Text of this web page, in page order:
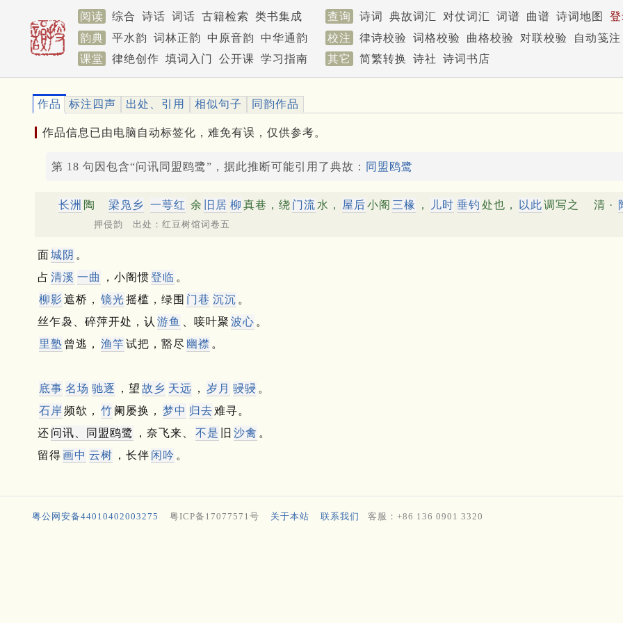
阅读 综合 诗话 词话 古籍检索 类书集成 查询 诗词 典故词汇 对仗词汇 词谱 曲谱 诗词地图
韵典
平水韵 词林正韵 中原音韵 中华通韵 校注 律诗校验 词格校验 曲格校验 对联校验
自动笺注
课堂
律绝创作 填词入门 公开课 学习指南 其它 简繁转换 诗社 诗词书店
作品 标注四声 出处、引用 相似句子 同韵作品
作品信息已由电脑自动标签化，难免有误，仅供参考。
第 18 句因包含“问讯同盟鸥鹭”，据此推断可能引用了典故： 同盟鸥鹭
长洲 陶 梁 凫乡 一萼红 余 旧居 柳 真巷，绕 门流 水， 屋后小阁 三椽 ， 儿时 垂钓 处也， 以此调写之 清 ·
押侵韵 出处：红豆树馆词卷五
面城阴 。
占 清溪 一曲 ，小阁惯登临 。
柳影 遮桥， 镜光摇槛，绿围 门巷 沉沉 。
丝乍袅、碎萍开处，认 游鱼 、唼叶聚 波心 。
里塾 曾逃， 渔竿试把，豁尽 幽襟 。
底事 名场 驰逐 ，望 故乡 天远 ， 岁月 骎骎 。
石岸 频欹， 竹 阑屡换， 梦中 归去难寻。
还 问讯、同盟鸥鹭 ，奈飞来、 不是 旧 沙禽 。
留得画中 云树 ，长伴 闲吟 。
粤公网安备44010402003275 粤ICP备17077571号 关于本站 联系我们 客服：+86 136 0901 3320